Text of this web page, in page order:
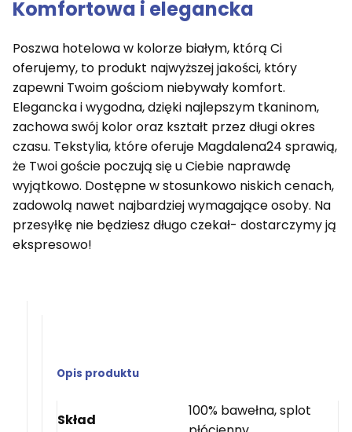
Komfortowa i elegancka
Poszwa hotelowa w kolorze białym, którą Ci
oferujemy, to produkt najwyższej jakości, który
zapewni Twoim gościom niebywały komfort.
Elegancka i wygodna, dzięki najlepszym tkaninom,
zachowa swój kolor oraz kształt przez długi okres
czasu. Tekstylia, które oferuje Magdalena24 sprawią,
że Twoi goście poczują się u Ciebie naprawdę
wyjątkowo. Dostępne w stosunkowo niskich cenach,
zadowolą nawet najbardziej wymagające osoby. Na
przesyłkę nie będziesz długo czekał- dostarczymy ją
ekspresowo!
Opis produktu
Skład
100% bawełna, splot